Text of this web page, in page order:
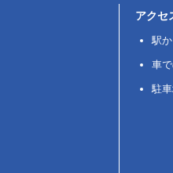
アクセ
駅
車
駐